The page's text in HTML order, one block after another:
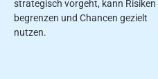
strategisch vorgeht, kann Risiken
begrenzen und Chancen gezielt
nutzen.